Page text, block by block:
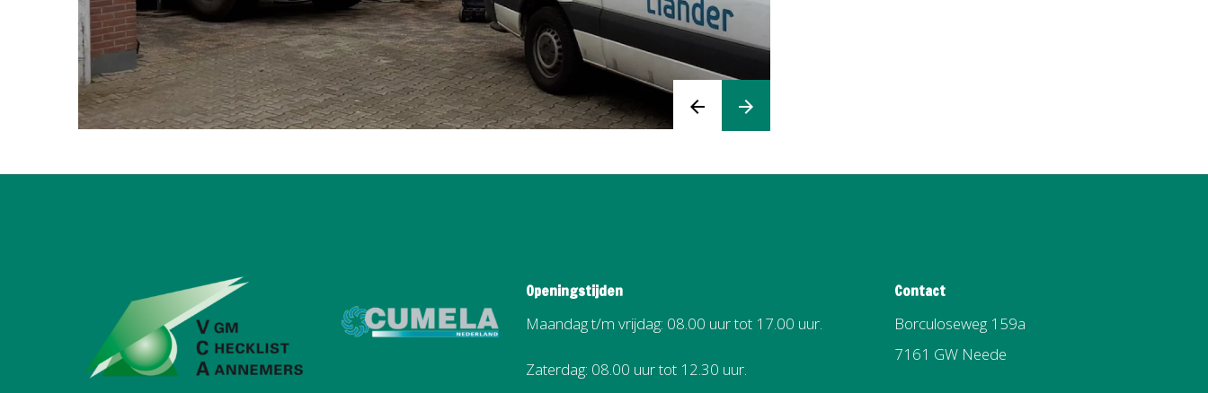
arrow_back arrow_forward
Openingstijden
Maandag t/m vrijdag: 08.00 uur tot 17.00 uur.
Zaterdag: 08.00 uur tot 12.30 uur.
Contact
Borculoseweg 159a
7161 GW Neede